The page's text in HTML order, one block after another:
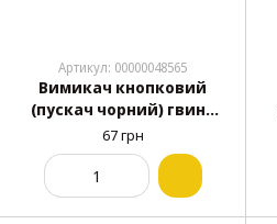
Артикул: 00000048565
Вимикач кнопковий
(пускач чорний) гвинт
латунний RH-018
67 грн